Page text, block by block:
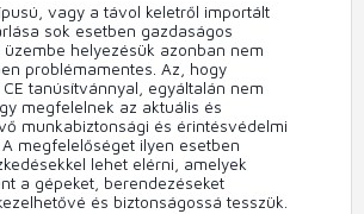
vagy a távol keletről importált
sok esetben gazdaságos
üzembe helyezésük azonban nem
problémamentes. Az, hogy
tanúsítvánnyal, egyáltalán nem
megfelelnek az aktuális és
munkabiztonsági és érintésvédelmi
megfelelőséget ilyen esetben
lehet elérni, amelyek
a gépeket, berendezéseket
és biztonságossá tesszük.